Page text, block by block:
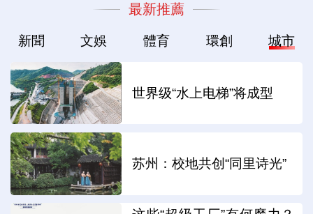
最新推薦
新聞 文娛 體育 環創 城市
世界级“水上电梯”将成型
苏州：校地共创“同里诗光”